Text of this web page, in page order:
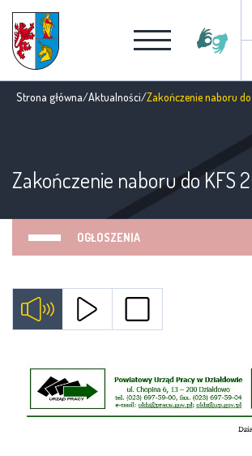
Strona główna/Aktualności/Zakończenie naboru
Zakończenie naboru do KFS
OGŁOSZENIA